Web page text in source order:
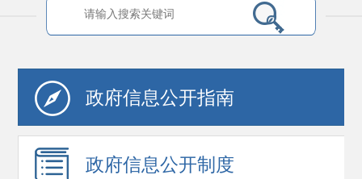
政府信息公开指南
政府信息公开制度